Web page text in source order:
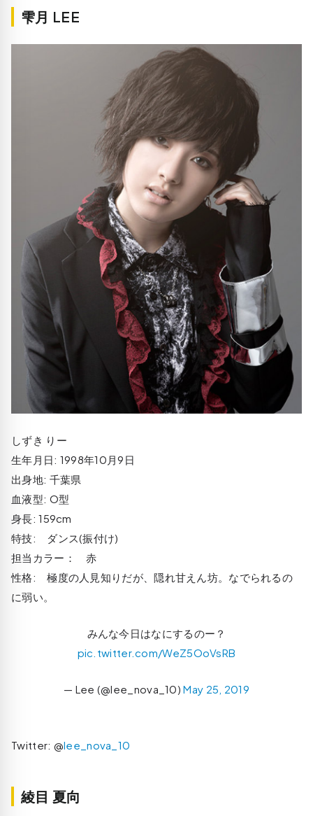
雫月 LEE
しずき りー
生年月日: 1998年10月9日
出身地: 千葉県
血液型: O型
身長: 159cm
特技: ダンス(振付け)
担当カラー： 赤
性格: 極度の人見知りだが、隠れ甘えん坊。なでられるの
に弱い。
みんな今日はなにするのー？
pic.twitter.com/WeZ5OoVsRB
— Lee (@lee_nova_10)May 25, 2019
Twitter: @lee_nova_10
綾目 夏向